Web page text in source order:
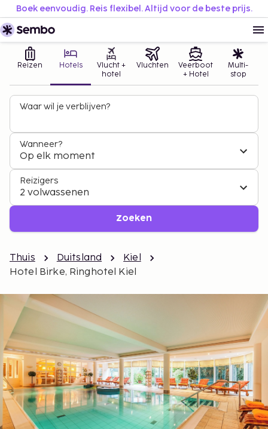
Boek eenvoudig. Reis flexibel. Altijd voor de beste prijs.
Reizen Hotels
Vlucht +
hotel
Vluchten
Veerboot
+ Hotel
Multi-
stop
Waar wil je verblijven?
Wanneer?
Op elk moment
Reizigers
2 volwassenen
Zoeken
Thuis Duitsland
Kiel
Hotel Birke, Ringhotel Kiel